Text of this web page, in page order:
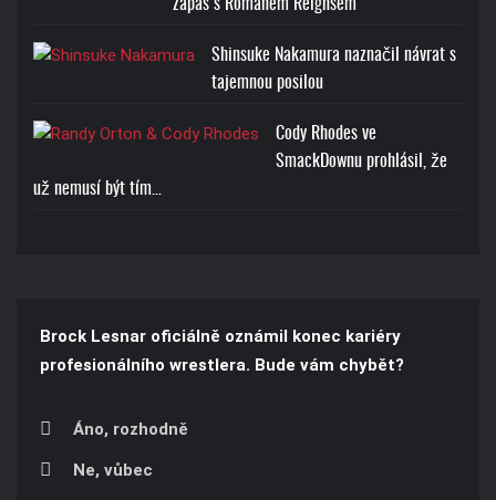
zápas s Romanem Reignsem
Shinsuke Nakamura naznačil návrat s
tajemnou posilou
Cody Rhodes ve
SmackDownu prohlásil, že
už nemusí být tím…
Brock Lesnar oficiálně oznámil konec kariéry
profesionálního wrestlera. Bude vám chybět?
Áno, rozhodně
Ne, vůbec